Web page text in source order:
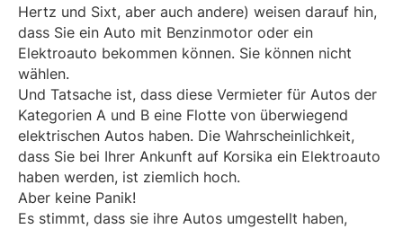
Hertz und Sixt, aber auch andere) weisen darauf hin,
dass Sie ein Auto mit Benzinmotor oder ein
Elektroauto bekommen können. Sie können nicht
wählen.
Und Tatsache ist, dass diese Vermieter für Autos der
Kategorien A und B eine Flotte von überwiegend
elektrischen Autos haben. Die Wahrscheinlichkeit,
dass Sie bei Ihrer Ankunft auf Korsika ein Elektroauto
haben werden, ist ziemlich hoch.
Aber keine Panik!
Es stimmt, dass sie ihre Autos umgestellt haben,